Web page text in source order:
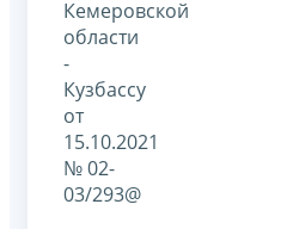
Кемеровской
области
-
Кузбассу
от
15.10.2021
№ 02-
03/293@